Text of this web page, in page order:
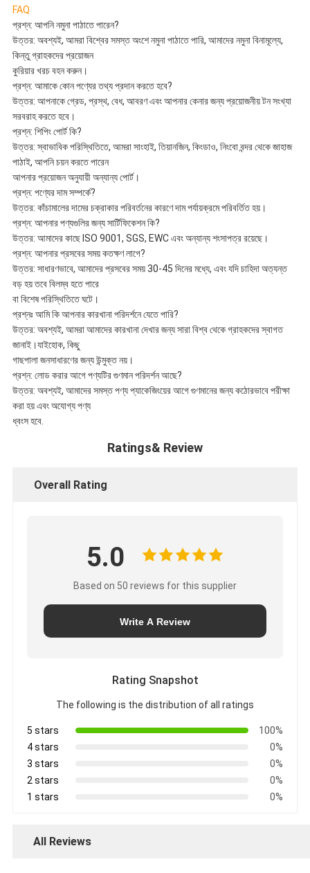
FAQ
প্রশ্ন: আপনি নমুনা পাঠাতে পারেন?
উত্তর: অবশ্যই, আমরা বিশ্বের সমস্ত অংশে নমুনা পাঠাতে পারি, আমাদের নমুনা বিনামূল্যে,
কিন্তু গ্রাহকদের প্রয়োজন
কুরিয়ার খরচ বহন করুন।
প্রশ্ন: আমাকে কোন পণ্যের তথ্য প্রদান করতে হবে?
উত্তর: আপনাকে গ্রেড, প্রস্থ, বেধ, আবরণ এবং আপনার কেনার জন্য প্রয়োজনীয় টন সংখ্যা
সরবরাহ করতে হবে।
প্রশ্ন: শিপিং পোর্ট কি?
উত্তর: স্বাভাবিক পরিস্থিতিতে, আমরা সাংহাই, তিয়ানজিন, কিংডাও, নিংবো বন্দর থেকে জাহাজ
পাঠাই, আপনি চয়ন করতে পারেন
আপনার প্রয়োজন অনুযায়ী অন্যান্য পোর্ট।
প্রশ্ন: পণ্যের দাম সম্পর্কে?
উত্তর: কাঁচামালের দামের চক্রাকার পরিবর্তনের কারণে দাম পর্যায়ক্রমে পরিবর্তিত হয়।
প্রশ্ন: আপনার পণ্যগুলির জন্য সার্টিফিকেশন কি?
উত্তর: আমাদের কাছে ISO 9001, SGS, EWC এবং অন্যান্য শংসাপত্র রয়েছে।
প্রশ্ন: আপনার প্রসবের সময় কতক্ষণ লাগে?
উত্তর: সাধারণভাবে, আমাদের প্রসবের সময় 30-45 দিনের মধ্যে, এবং যদি চাহিদা অত্যন্ত
বড় হয় তবে বিলম্ব হতে পারে
বা বিশেষ পরিস্থিতিতে ঘটে।
প্রশ্নঃ আমি কি আপনার কারখানা পরিদর্শনে যেতে পারি?
উত্তর: অবশ্যই, আমরা আমাদের কারখানা দেখার জন্য সারা বিশ্ব থেকে গ্রাহকদের স্বাগত
জানাই।যাইহোক, কিছু
গাছপালা জনসাধারণের জন্য উন্মুক্ত নয়।
প্রশ্ন: লোড করার আগে পণ্যটির গুণমান পরিদর্শন আছে?
উত্তর: অবশ্যই, আমাদের সমস্ত পণ্য প্যাকেজিংয়ের আগে গুণমানের জন্য কঠোরভাবে পরীক্ষা
করা হয় এবং অযোগ্য পণ্য
ধ্বংস হবে.
Ratings& Review
Overall Rating
5.0
Based on 50 reviews for this supplier
Write A Review
Rating Snapshot
The following is the distribution of all ratings
5 stars
100%
4 stars
0%
3 stars
0%
2 stars
0%
1 stars
0%
All Reviews